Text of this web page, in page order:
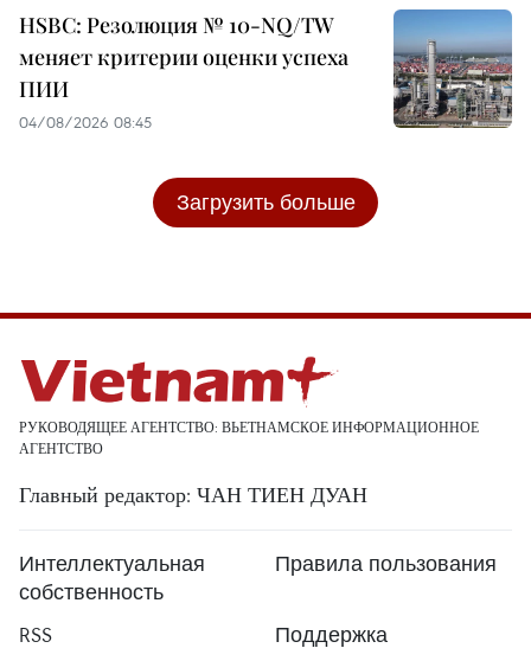
HSBC: Резолюция № 10-NQ/TW
меняет критерии оценки успеха
ПИИ
04/08/2026 08:45
Загрузить больше
РУКОВОДЯЩЕЕ АГЕНТСТВО: ВЬЕТНАМСКОЕ ИНФОРМАЦИОННОЕ
АГЕНТСТВО
Главный редактор: ЧАН ТИЕН ДУАН
Интеллектуальная
собственность
Правила пользования
RSS Поддержка